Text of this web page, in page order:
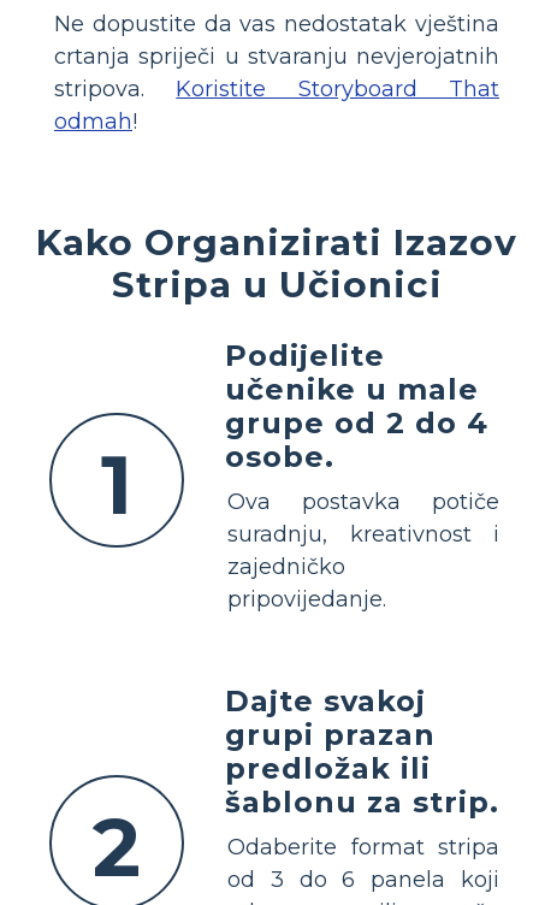
Ne dopustite da vas nedostatak vještina
crtanja spriječi u stvaranju nevjerojatnih
stripova. Koristite Storyboard That
odmah!
Kako Organizirati Izazov
Stripa u Učionici
1
Podijelite
učenike u male
grupe od 2 do 4
osobe.
Ova postavka potiče
suradnju, kreativnost i
zajedničko
pripovijedanje.
2
Dajte svakoj
grupi prazan
predložak ili
šablonu za strip.
Odaberite format stripa
od 3 do 6 panela koji